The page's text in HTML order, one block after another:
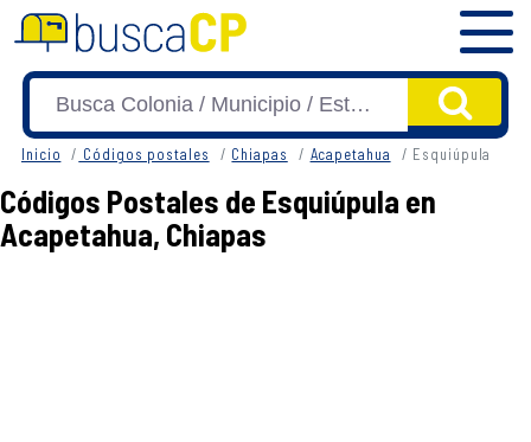
Inicio Códigos postales Chiapas Acapetahua Esquiúpula
Códigos Postales de Esquiúpula en
Acapetahua, Chiapas